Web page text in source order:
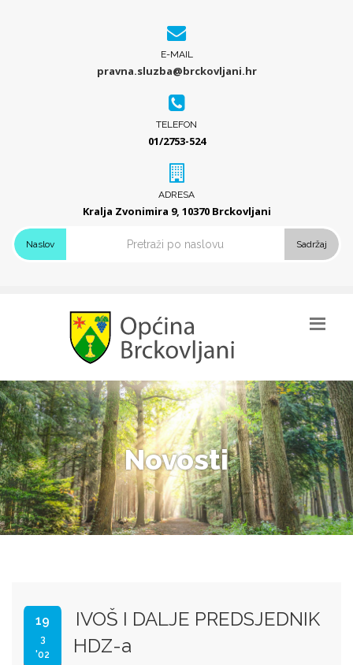
E-MAIL
pravna.sluzba@brckovljani.hr
TELEFON
01/2753-524
ADRESA
Kralja Zvonimira 9, 10370 Brckovljani
Naslov Sadržaj
Novosti
19
3
'02
IVOŠ I DALJE PREDSJEDNIK
HDZ-a